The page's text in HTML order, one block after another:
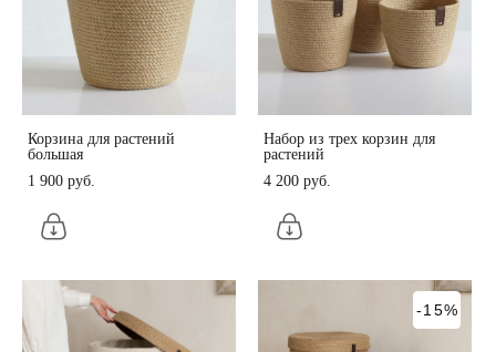
Корзина для растений
большая
1 900 pуб.
Набор из трех корзин для
растений
4 200 pуб.
-15%